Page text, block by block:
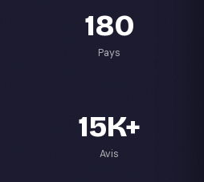
180
Pays
15K+
Avis